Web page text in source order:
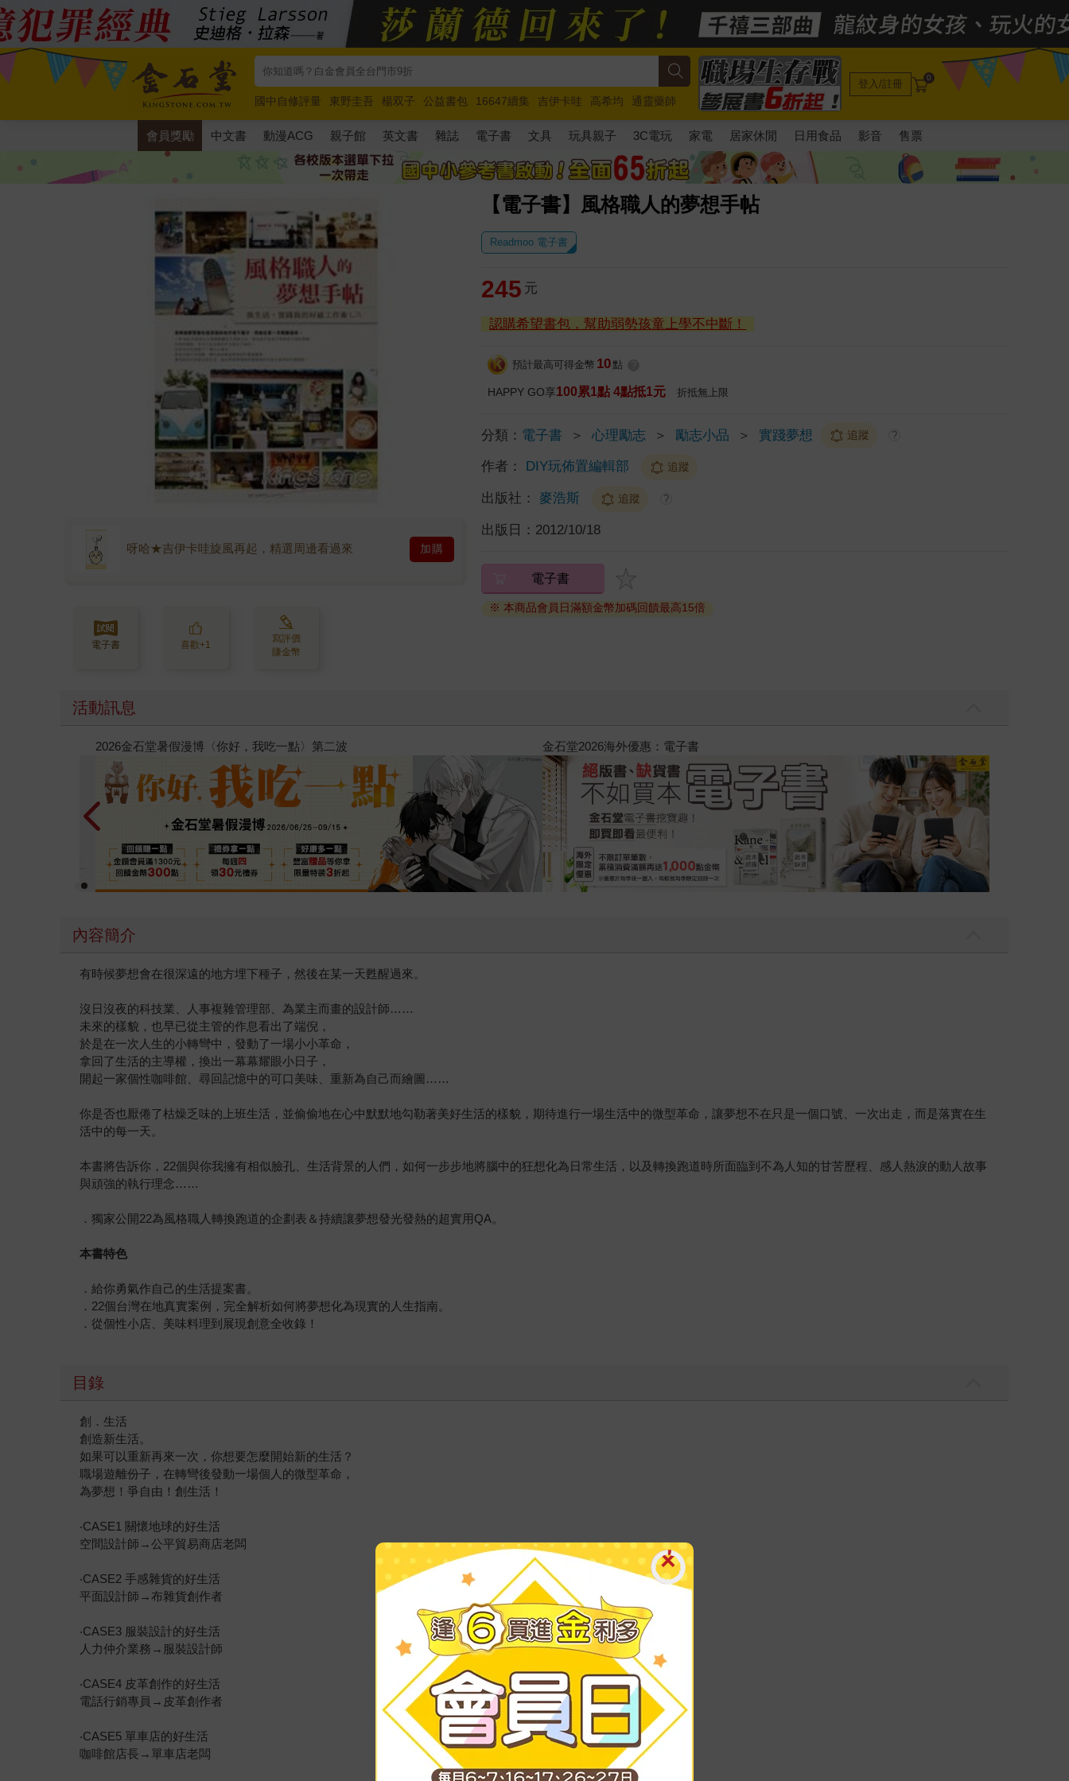
國中自修評量 東野圭吾 楊双子 公益書包 16647續集 吉伊卡哇 高希均
通靈藥師
唯紅花綻放
奧德賽 路邊攤新作 馬斯克 玩具總動員5 超慢跑
登入/註冊 0
會員獎勵 中文書 動漫ACG 親子館 英文書 雜誌 電子書 文具 玩具親子 3C電玩 家電 居家休閒 日用食品 影音 售票
【電子書】風格職人的夢想手帖
呀哈★吉伊卡哇旋風再起，精選周邊看過來 加購
電子書 喜歡+1
寫評價
賺金幣
Readmoo 電子書
245 元
認購希望書包，幫助弱勢孩童上學不中斷！
預計最高可得金幣 10 點
HAPPY GO享100累1點 4點抵1元 折抵無上限
分類： 電子書 ＞ 心理勵志 ＞ 勵志小品 ＞ 實踐夢想 追蹤 ?
作者： DIY玩佈置編輯部 追蹤
出版社： 麥浩斯 追蹤 ?
出版日： 2012/10/18
電子書
※ 本商品會員日滿額金幣加碼回饋最高15倍
活動訊息
春光ｘ奇幻基地｜全書系展 2026金石堂暑假漫博〈你好，我吃一點〉第二波
內容簡介
有時候夢想會在很深遠的地方埋下種子，然後在某一天甦醒過來。
沒日沒夜的科技業、人事複雜管理部、為業主而畫的設計師……
未來的樣貌，也早已從主管的作息看出了端倪，
於是在一次人生的小轉彎中，發動了一場小小革命，
拿回了生活的主導權，換出一幕幕耀眼小日子，
開起一家個性咖啡館、尋回記憶中的可口美味、重新為自己而繪圖……
你是否也厭倦了枯燥乏味的上班生活，並偷偷地在心中默默地勾勒著美好生活的樣貌，期待進行一場生活中的微型革命，讓夢想不在只是一個口號、一次出走，而是落實在生
活中的每一天。
本書將告訴你，22個與你我擁有相似臉孔、生活背景的人們，如何一步步地將腦中的狂想化為日常生活，以及轉換跑道時所面臨到不為人知的甘苦歷程、感人熱淚的動人故事
與頑強的執行理念……
．獨家公開22為風格職人轉換跑道的企劃表＆持續讓夢想發光發熱的超實用QA。
本書特色
．給你勇氣作自己的生活提案書。
．22個台灣在地真實案例，完全解析如何將夢想化為現實的人生指南。
．從個性小店、美味料理到展現創意全收錄！
目錄
創．生活
創造新生活。
如果可以重新再來一次，你想要怎麼開始新的生活？
職場遊離份子，在轉彎後發動一場個人的微型革命，
為夢想！爭自由！創生活！
‧CASE1 關懷地球的好生活
空間設計師→公平貿易商店老闆
‧CASE2 手感雜貨的好生活
平面設計師→布雜貨創作者
‧CASE3 服裝設計的好生活
人力仲介業務→服裝設計師
‧CASE4 皮革創作的好生活
電話行銷專員→皮革創作者
‧CASE5 單車店的好生活
咖啡館店長→單車店老闆